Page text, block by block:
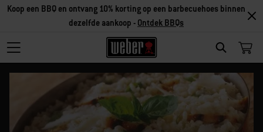
SEARCH
Koop een BBQ en ontvang 10% korting op een barbecuehoes binnen
dezelfde aankoop - Ontdek BBQs